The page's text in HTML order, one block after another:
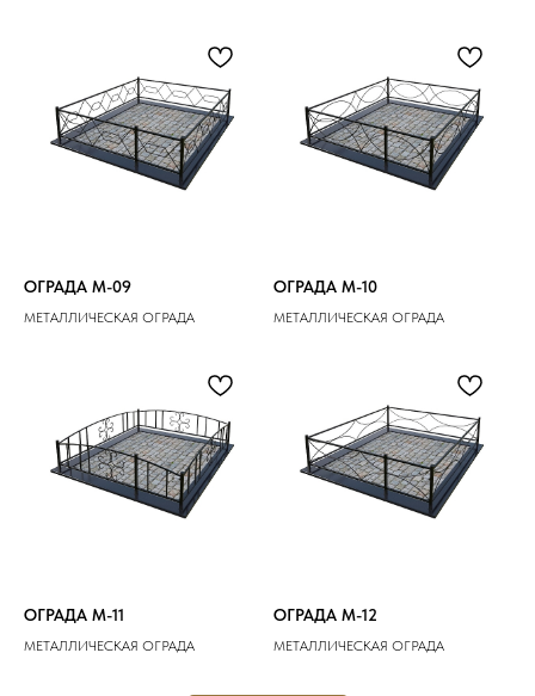
ОГРАДА M-09
МЕТАЛЛИЧЕСКАЯ ОГРАДА
ОГРАДА M-10
МЕТАЛЛИЧЕСКАЯ ОГРАДА
ОГРАДА M-11
МЕТАЛЛИЧЕСКАЯ ОГРАДА
ОГРАДА M-12
МЕТАЛЛИЧЕСКАЯ ОГРАДА